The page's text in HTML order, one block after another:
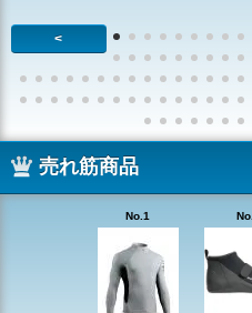
<
売れ筋商品
No.1